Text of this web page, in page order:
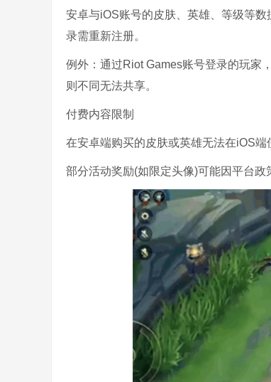
安卓与iOS账号的皮肤、英雄、等级等
录需重新注册。
例外：通过Riot Games账号登录的玩家
则不同无法共享。
付费内容限制
在安卓端购买的皮肤或英雄无法在iOS端
部分活动奖励(如限定头像)可能因平台政